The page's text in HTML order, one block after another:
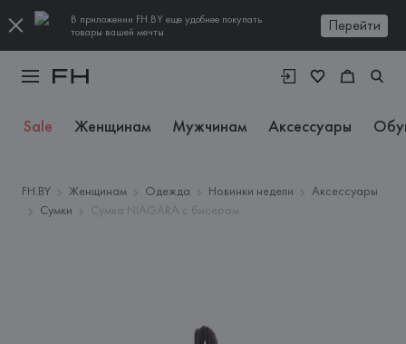
В приложении FH.BY еще удобнее покупать
товары вашей мечты
Перейти
Sale Женщинам Мужчинам Аксессуары
FH.BY Женщинам Одежда Новинки недели
Аксессуары
Сумки
Сумка NIAGARA с бисером